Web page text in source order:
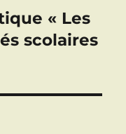
« Les
scolaires